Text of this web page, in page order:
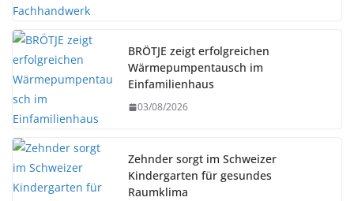
BRÖTJE zeigt erfolgreichen
Wärmepumpentausch im
Einfamilienhaus
03/08/2026
Zehnder sorgt im Schweizer
Kindergarten für gesundes
Raumklima